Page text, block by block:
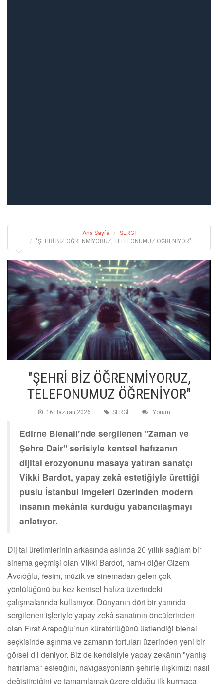
Ana Sayfa
SERGİ
"ŞEHRİ BİZ ÖĞRENMİYORUZ, TELEFONUMUZ ÖĞRENİYOR"
"ŞEHRİ BİZ ÖĞRENMİYORUZ,
TELEFONUMUZ ÖĞRENİYOR"
16 Haziran 2026 SERGİ Yorum
Edirne Bienali’nde sergilenen "Zaman ve
Şehre Dair" serisiyle kentsel hafızanın
dijital erozyonunu masaya yatıran sanatçı
Vikki Bardot, yapay zekâ estetiğiyle ürettiği
puslu İstanbul imgeleri üzerinden modern
insanın mekânla kurduğu yabancılaşmayı
anlatıyor.
Dijital üretimlerinin arkasında aslında 20 yıllık sağlam bir
sinema geçmişi olan Vikki Bardot, nam-ı diğer Gizem
Avcıoğlu, resim, müzik ve sinemadan gelen çok
yönlülüğünü bu kez kentsel hafıza üzerindeki
çalışmalarında kullanıyor. Dünyanın dört bir yanında
sergilenen işleriyle yapay zekâ sanatının öncülerinden
olan Fırat Arapoğlu’nun küratörlüğünü üstlendiği bienal
seçkisinde aşınma ve zamanın tortuları üzerinden yeni bir
görsel dil deniyor. Biz de kendisiyle yapay zekânın "yanlış
hatırlama" estetiğini, navigasyonların şehirle ilişkimizi nasıl
değiştirdiğini ve tamamlamak üzere olduğu ilk kurmaca